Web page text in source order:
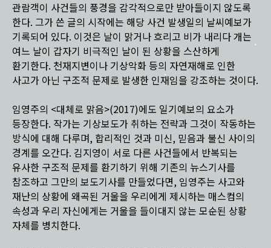
관람객이 사건들의 풍경을 감각적으로만 받아들이지 않도록
한다. 그가 쓴 글의 시작에는 해당 사건 발생일의 날씨예보가
기록되어 있다. 이것은 날이 맑거나 흐리고 비가 내리다 개는
여느 날이 갑자기 비극적인 날이 된 상황을 스산하게
환기한다. 천재지변이나 기상악화 등의 자연재해로 인한
사고가 아닌 구조적 문제로 발생한 인재임을 강조하는 것이다.
임영주의 <대체로 맑음>(2017)에도 일기예보의 요소가
등장한다. 작가는 기상보도가 취하는 전략과 그것이 작동하는
방식에 대해 다루며, 합리적인 것과 미신, 믿음과 불신 사이의
경계를 오간다. 김지영이 서로 다른 사건들에서 반복되는
유사한 구조적 문제를 환기하기 위해 기존의 뉴스기사를
참조하고 그만의 보도기사를 만들었다면, 임영주는 사고와
재난의 상황에 왜곡된 거울을 우리에게 제시하는 매스컴의
속성과 우리 자신에게는 거울을 들이대지 않는 모순된 상황
자체를 병치한다.